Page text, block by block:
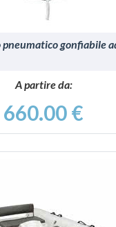
pneumatico gonfiabile
A partire da:
660.00 €